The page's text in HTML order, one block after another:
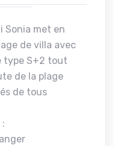
Sonia met en
de villa avec
type S+2 tout
de la plage
de tous